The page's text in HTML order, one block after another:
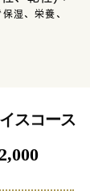
湿、栄養、
スコース